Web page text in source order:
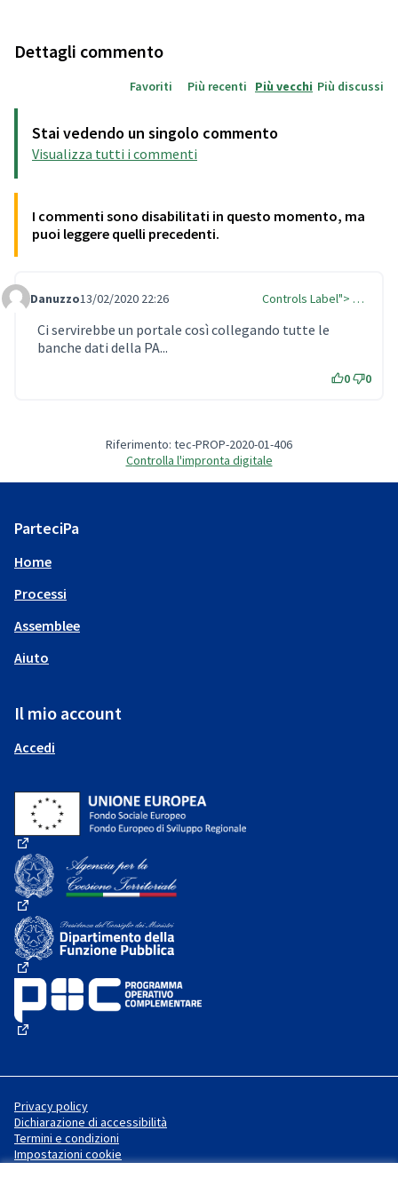
Dettagli commento
Favoriti Più recenti Più vecchi Più discussi
Stai vedendo un singolo commento
Visualizza tutti i commenti
I commenti sono disabilitati in questo momento, ma
puoi leggere quelli precedenti.
Comment Label Reply
Danuzzo13/02/2020 22:26 Controls Label"> …
Ci servirebbe un portale così collegando tutte le
banche dati della PA...
0 0
Riferimento: tec-PROP-2020-01-406
Controlla l'impronta digitale
ParteciPa
Home
Processi
Assemblee
Aiuto
Il mio account
Accedi
(Collegamento esterno)
(Collegamento esterno)
(Collegamento esterno)
Privacy policy
Dichiarazione di accessibilità
Termini e condizioni
Impostazioni cookie